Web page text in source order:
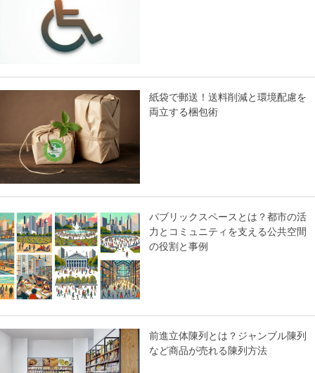
紙袋で郵送！送料削減と環境配慮を
両立する梱包術
パブリックスペースとは？都市の活
力とコミュニティを支える公共空間
の役割と事例
前進立体陳列とは？ジャンブル陳列
など商品が売れる陳列方法